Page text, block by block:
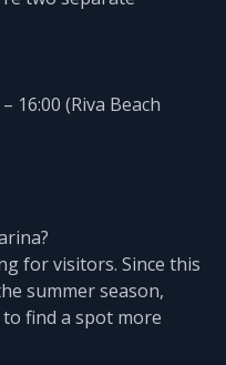
16:00 (Riva Beach
for visitors. Since this
summer season,
find a spot more